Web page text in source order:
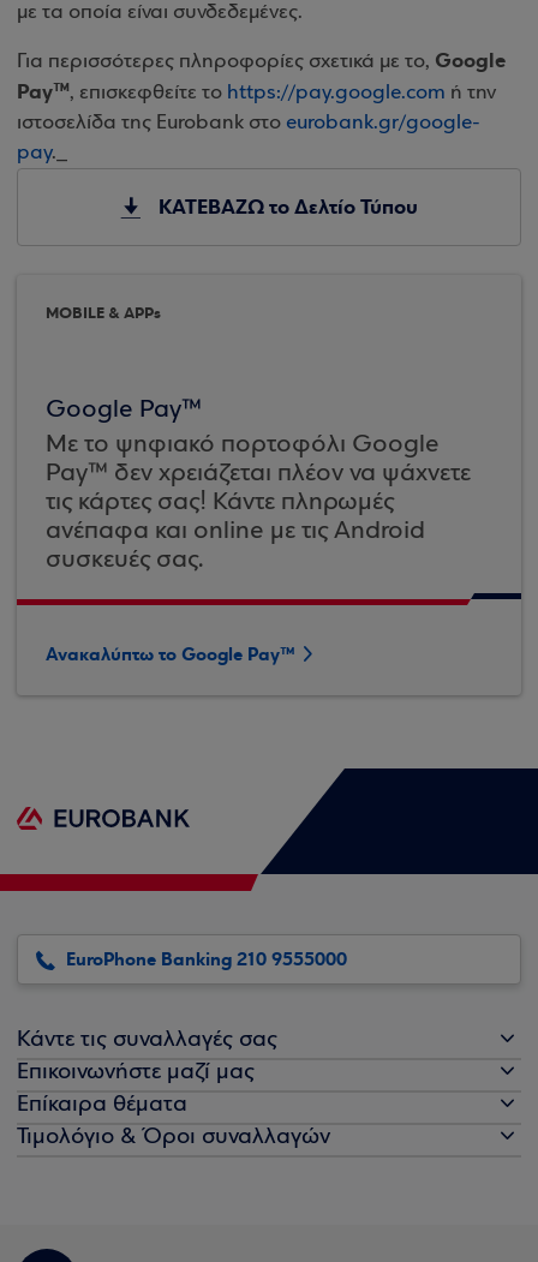
με τα οποία είναι συνδεδεμένες.
Για περισσότερες πληροφορίες σχετικά με το, Google
Pay™, επισκεφθείτε το https://pay.google.com ή την
ιστοσελίδα της Eurobank στο eurobank.gr/google-
pay._
ΚΑΤΕΒΑΖΩ το Δελτίο Τύπου
MOBILE & APPs
Google Pay™
Με το ψηφιακό πορτοφόλι Google
Pay™ δεν χρειάζεται πλέον να ψάχνετε
τις κάρτες σας! Κάντε πληρωμές
ανέπαφα και online με τις Android
συσκευές σας.
Ανακαλύπτω το Google Pay™
EuroPhone Banking 210 9555000
Κάντε τις συναλλαγές σας
Επικοινωνήστε μαζί μας
Επίκαιρα θέματα
Τιμολόγιο & Όροι συναλλαγών